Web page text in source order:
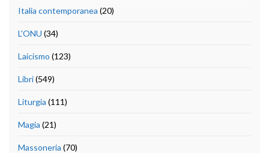
Italia contemporanea (20)
L'ONU (34)
Laicismo (123)
Libri(549)
Liturgia (111)
Magia (21)
Massoneria (70)